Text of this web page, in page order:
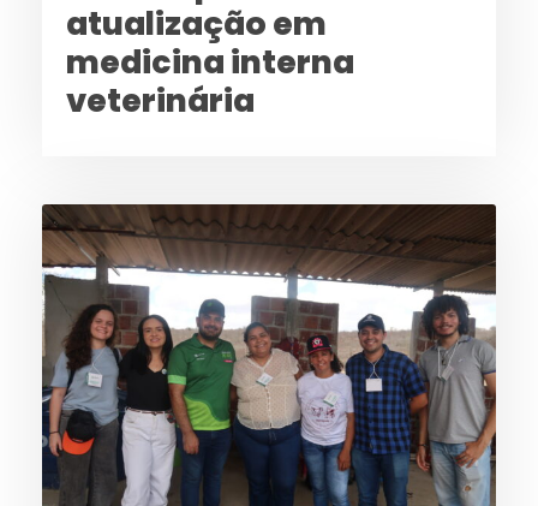
atualização em
medicina interna
veterinária